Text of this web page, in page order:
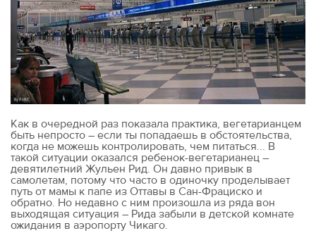
Как в очередной раз показала практика, вегетарианцем
быть непросто – если ты попадаешь в обстоятельства,
когда не можешь контролировать, чем питаться... В
такой ситуации оказался ребенок-вегетарианец –
девятилетний Жульен Рид. Он давно привык в
самолетам, потому что часто в одиночку проделывает
путь от мамы к папе из Оттавы в Сан-Фрациско и
обратно. Но недавно с ним произошла из ряда вон
выходящая ситуация – Рида забыли в детской комнате
ожидания в аэропорту Чикаго.